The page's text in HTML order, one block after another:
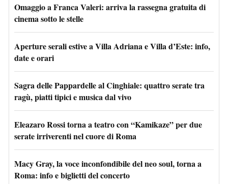
Omaggio a Franca Valeri: arriva la rassegna gratuita di
cinema sotto le stelle
Aperture serali estive a Villa Adriana e Villa d’Este: info,
date e orari
Sagra delle Pappardelle al Cinghiale: quattro serate tra
ragù, piatti tipici e musica dal vivo
Eleazaro Rossi torna a teatro con “Kamikaze” per due
serate irriverenti nel cuore di Roma
Macy Gray, la voce inconfondibile del neo soul, torna a
Roma: info e biglietti del concerto